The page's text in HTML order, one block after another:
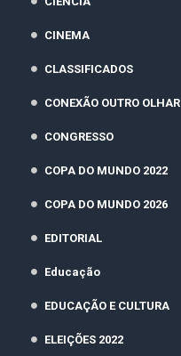
CINEMA
CLASSIFICADOS
CONEXÃO OUTRO OLHAR
CONGRESSO
COPA DO MUNDO 2022
COPA DO MUNDO 2026
EDITORIAL
Educação
EDUCAÇÃO E CULTURA
ELEIÇÕES 2022